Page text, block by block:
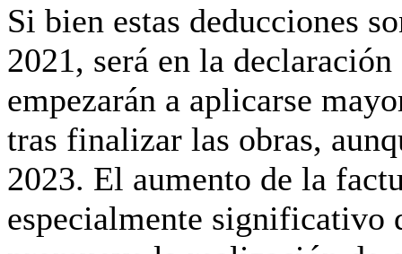
Si bien estas deducciones
2021, será en la
empezarán a aplicarse
tras finalizar las obras,
2023. El aumento de la
especialmente significativo